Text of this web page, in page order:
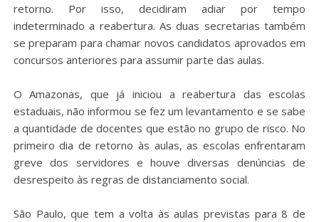
retorno. Por isso, decidiram adiar por tempo
indeterminado a reabertura. As duas secretarias também
se preparam para chamar novos candidatos aprovados em
concursos anteriores para assumir parte das aulas.
O Amazonas, que já iniciou a reabertura das escolas
estaduais, não informou se fez um levantamento e se sabe
a quantidade de docentes que estão no grupo de risco. No
primeiro dia de retorno às aulas, as escolas enfrentaram
greve dos servidores e houve diversas denúncias de
desrespeito às regras de distanciamento social.
São Paulo, que tem a volta às aulas previstas para 8 de